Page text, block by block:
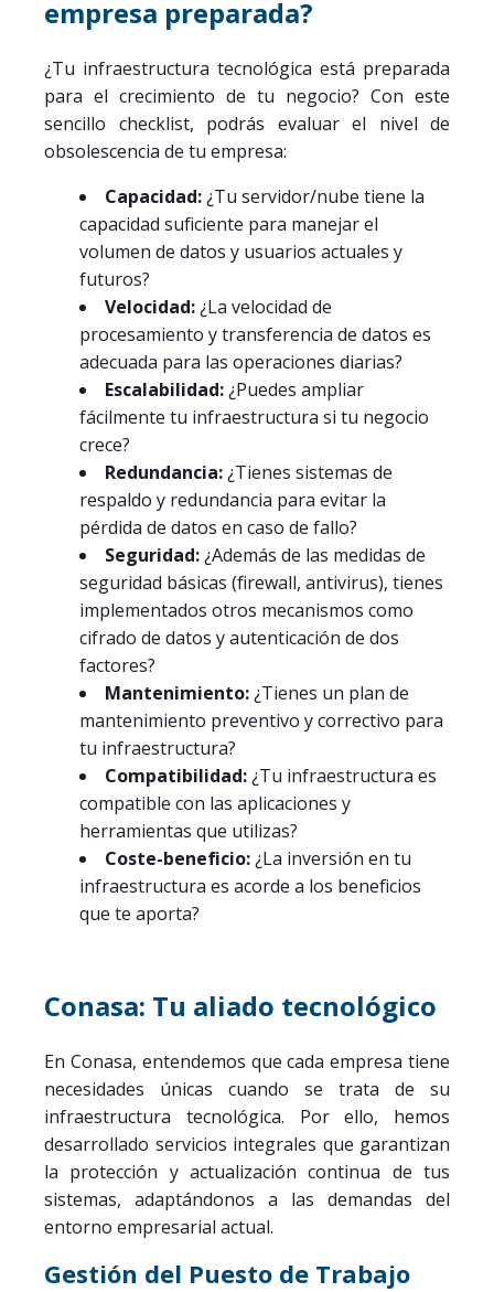
empresa preparada?
¿Tu infraestructura tecnológica está preparada
para el crecimiento de tu negocio? Con este
sencillo checklist, podrás evaluar el nivel de
obsolescencia de tu empresa:
Capacidad:¿Tu servidor/nube tiene la
capacidad suficiente para manejar el
volumen de datos y usuarios actuales y
futuros?
Velocidad:¿La velocidad de
procesamiento y transferencia de datos es
adecuada para las operaciones diarias?
Escalabilidad:¿Puedes ampliar
fácilmente tu infraestructura si tu negocio
crece?
Redundancia:¿Tienes sistemas de
respaldo y redundancia para evitar la
pérdida de datos en caso de fallo?
Seguridad:¿Además de las medidas de
seguridad básicas (firewall, antivirus), tienes
implementados otros mecanismos como
cifrado de datos y autenticación de dos
factores?
Mantenimiento:¿Tienes un plan de
mantenimiento preventivo y correctivo para
tu infraestructura?
Compatibilidad:¿Tu infraestructura es
compatible con las aplicaciones y
herramientas que utilizas?
Coste-beneficio:¿La inversión en tu
infraestructura es acorde a los beneficios
que te aporta?
Conasa: Tu aliado tecnológico
En Conasa, entendemos que cada empresa tiene
necesidades únicas cuando se trata de su
infraestructura tecnológica. Por ello, hemos
desarrollado servicios integrales que garantizan
la protección y actualización continua de tus
sistemas, adaptándonos a las demandas del
entorno empresarial actual.
Gestión del Puesto de Trabajo